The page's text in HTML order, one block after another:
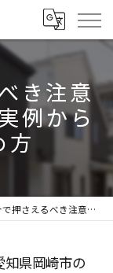
き注意
例から
方
注意点と愛知県岡崎市の実例から学ぶ安全な進め方
知県岡崎市の